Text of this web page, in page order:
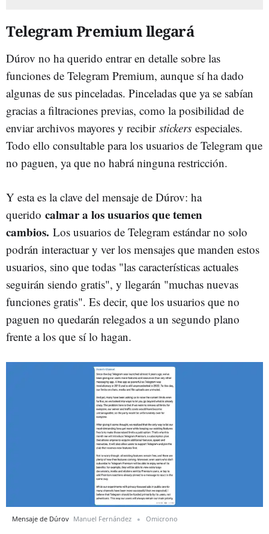
Telegram Premium llegará
Dúrov no ha querido entrar en detalle sobre las
funciones de Telegram Premium, aunque sí ha dado
algunas de sus pinceladas. Pinceladas que ya se sabían
gracias a filtraciones previas, como la posibilidad de
enviar archivos mayores y recibir stickers especiales.
Todo ello consultable para los usuarios de Telegram que
no paguen, ya que no habrá ninguna restricción.
Y esta es la clave del mensaje de Dúrov: ha
querido calmar a los usuarios que temen
cambios. Los usuarios de Telegram estándar no solo
podrán interactuar y ver los mensajes que manden estos
usuarios, sino que todas "las características actuales
seguirán siendo gratis", y llegarán "muchas nuevas
funciones gratis". Es decir, que los usuarios que no
paguen no quedarán relegados a un segundo plano
frente a los que sí lo hagan.
Mensaje de Dúrov Manuel Fernández Omicrono